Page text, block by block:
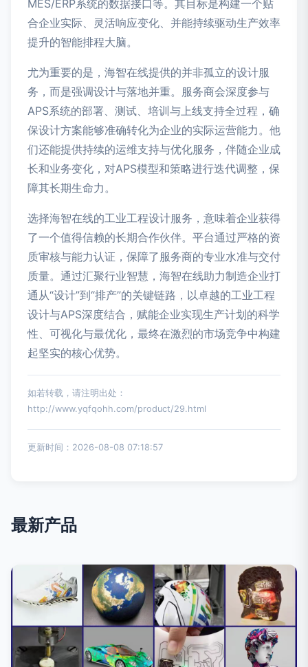
MES/ERP系统的数据接口等。其目标是构建一个贴
合企业实际、灵活响应变化、并能持续驱动生产效率
提升的智能排程大脑。
尤为重要的是，海智在线提供的并非孤立的设计服
务，而是强调设计与落地并重。服务商会深度参与
APS系统的部署、测试、培训与上线支持全过程，确
保设计方案能够准确转化为企业的实际运营能力。他
们还能提供持续的运维支持与优化服务，伴随企业成
长和业务变化，对APS模型和策略进行迭代调整，保
障其长期生命力。
选择海智在线的工业工程设计服务，意味着企业获得
了一个值得信赖的长期合作伙伴。平台通过严格的资
质审核与能力认证，保障了服务商的专业水准与交付
质量。通过汇聚行业智慧，海智在线助力制造企业打
通从“设计”到“排产”的关键链路，以卓越的工业工程
设计与APS深度结合，赋能企业实现生产计划的科学
性、可视化与最优化，最终在激烈的市场竞争中构建
起坚实的核心优势。
如若转载，请注明出处：
http://www.yqfqohh.com/product/29.html
更新时间：2026-08-08 07:18:57
最新产品